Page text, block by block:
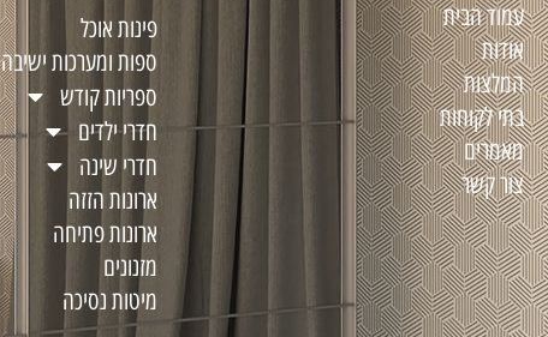
עמוד הבית
אודות
המלצות
בתי לקוחות
מאמרים
צור קשר
פינות אוכל
ספות ומערכות ישיבה
ספריות קודש
חדרי ילדים
חדרי שינה
ארונות הזזה
ארונות פתיחה
מזנונים
מיטות נסיכה